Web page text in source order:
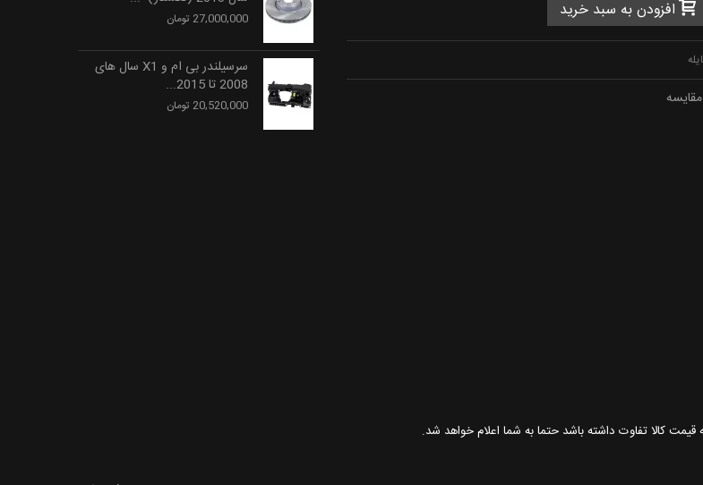
افزودن به سبد خرید 27,000,000 تومان
سرسیلندر بی ام و X1 سال های
2008 تا 2015...
20,520,000 تومان
کالا تفاوت داشته باشد حتما به شما اعلام خواهد شد.